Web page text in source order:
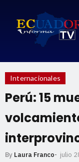
Internacionales
Perú: ​​15
By Laura Franco- julio